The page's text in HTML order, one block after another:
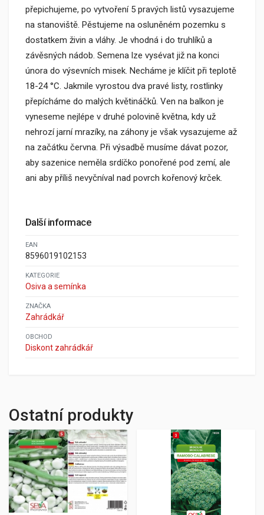
přepichujeme, po vytvoření 5 pravých listů vysazujeme
na stanoviště. Pěstujeme na osluněném pozemku s
dostatkem živin a vláhy. Je vhodná i do truhlíků a
závěsných nádob. Semena lze vysévat již na konci
února do výsevních misek. Necháme je klíčit při teplotě
18-24 °C. Jakmile vyrostou dva pravé listy, rostlinky
přepícháme do malých květináčků. Ven na balkon je
vyneseme nejlépe v druhé polovině května, kdy už
nehrozí jarní mrazíky, na záhony je však vysazujeme až
na začátku června. Při výsadbě musíme dávat pozor,
aby sazenice neměla srdíčko ponořené pod zemí, ale
ani aby příliš nevyčníval nad povrch kořenový krček.
Další informace
EAN
8596019102153
KATEGORIE
Osiva a semínka
ZNAČKA
Zahrádkář
OBCHOD
Diskont zahrádkář
Ostatní produkty